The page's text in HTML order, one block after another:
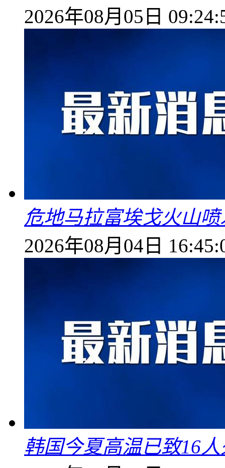
2026年08月05日
危地马拉富埃戈火山
2026年08月04日
韩国今夏高温已致16